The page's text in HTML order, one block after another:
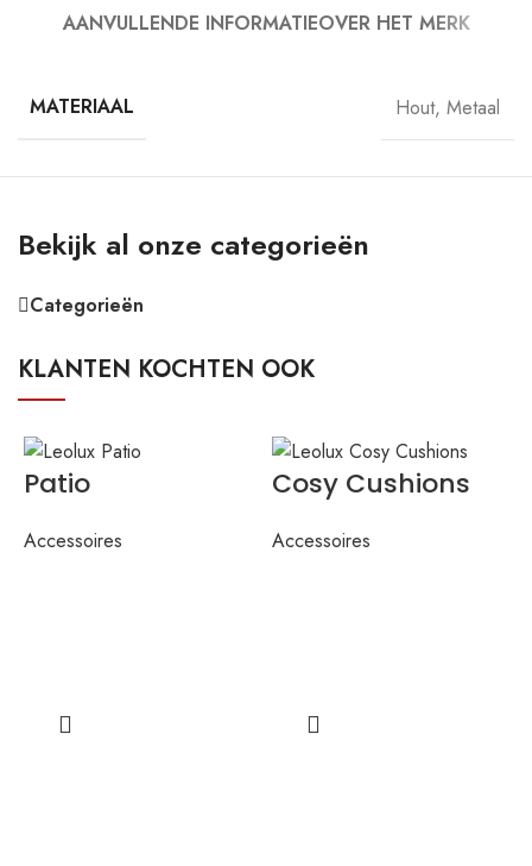
AANVULLENDE INFORMATIEOVER HET MERK
MATERIAAL Hout, Metaal
Bekijk al onze categorieën
Categorieën
KLANTEN KOCHTEN OOK
Patio
Accessoires
Cosy Cushions
Accessoires